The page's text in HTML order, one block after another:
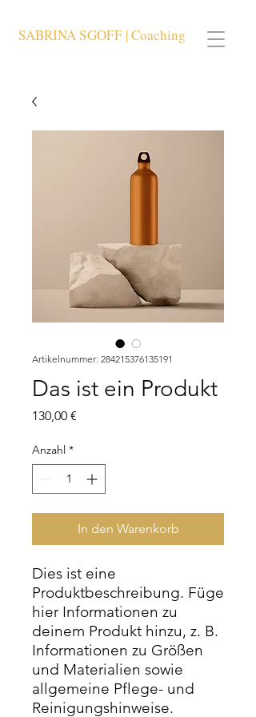
SABRINA SGOFF | Coaching
Artikelnummer: 284215376135191
Das ist ein Produkt
130,00 €
Anzahl *
In den Warenkorb
Dies ist eine
Produktbeschreibung. Füge
hier Informationen zu
deinem Produkt hinzu, z. B.
Informationen zu Größen
und Materialien sowie
allgemeine Pflege- und
Reinigungshinweise.